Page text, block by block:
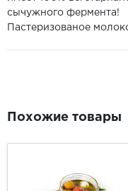
сычужного фермента!
Пастеризованое
Похожие товары